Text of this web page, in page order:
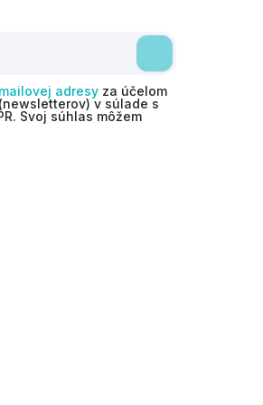
adresy za účelom
v súlade s
Svoj súhlas môžem